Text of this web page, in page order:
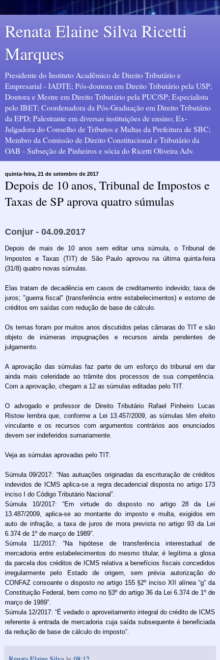
Renata Elaine Silva Ricetti
Marques
Presidente do Instituto Acadêmico de Direito Tributário e
Empresarial - IADTE; Pós-doutora em Direito Tributário pela USP;
Doutora e Mestre em Direito Tributário pela PUC/SP; Especialista
pelo IBET; Coordenadora da Pós-Graduação em Direito Tributário
da EPD; Palestrante em diversas instituições de ensino; Ex-
Julgadora do Conselho de Tributos e Multas da Prefeitura de SBC;
Membro da Comissão de Direito Constitucional e Tributário da
OAB - Subseção de Pinheiros e sócia do Ricetti Oliveira Adv.
quinta-feira, 21 de setembro de 2017
Depois de 10 anos, Tribunal de Impostos e
Taxas de SP aprova quatro súmulas
Conjur - 04.09.2017
Depois de mais de 10 anos sem editar uma súmula, o Tribunal de
Impostos e Taxas (TIT) de São Paulo aprovou na última quinta-feira
(31/8) quatro novas súmulas.
Elas tratam de decadência em casos de creditamento indevido; taxa de
juros; "guerra fiscal" (transferência entre estabelecimentos) e estorno de
créditos em saídas com redução de base de cálculo.
Os temas foram por muitos anos discutidos pelas câmaras do TIT e são
objeto de inúmeras impugnações e recursos ainda pendentes de
julgamento.
A aprovação das súmulas faz parte de um esforço do tribunal em dar
ainda mais celeridade ao trâmite dos processos de sua competência.
Com a aprovação, chegam a 12 as súmulas editadas pelo TIT.
O advogado e professor de Direito Tributário Rafael Pinheiro Lucas
Ristow lembra que, conforme a Lei 13.457/2009, as súmulas têm efeito
vinculante e os recursos com argumentos contrários aos enunciados
devem ser indeferidos sumariamente.
Veja as súmulas aprovadas pelo TIT:
Súmula 09/2017: “Nas autuações originadas da escrituração de créditos
indevidos de ICMS aplica-se a regra decadencial disposta no artigo 173
inciso I do Código Tributário Nacional”.
Súmula 10/2017: “Em virtude do disposto no artigo 28 da Lei
13.487/2009, aplica-se ao montante do imposto e multa, exigidos em
auto de infração, a taxa de juros de mora prevista no artigo 93 da Lei
6.374 de 1º de março de 1989”.
Súmula 11/2017: “Na hipótese de transferência interestadual de
mercadoria entre estabelecimentos do mesmo titular, é legítima a glosa
da parcela dos créditos de ICMS relativa a benefícios fiscais concedidos
irregularmente pelo Estado de origem, sem prévia autorização do
CONFAZ consoante o disposto no artigo 155 §2º inciso XII alínea “g” da
Constituição Federal, bem como no §3º do artigo 36 da Lei 6.374 de 1º de
março de 1989”.
Súmula 12/2017: “É vedado o aproveitamento integral do crédito de ICMS
referente à entrada de mercadoria cuja saída subsequente é beneficiada
da redução de base de cálculo do imposto”.